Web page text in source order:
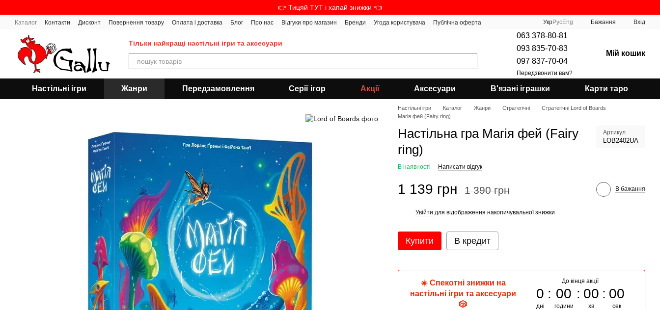
👉 Тицяй ТУТ і хапай знижки 👈
Каталог Контакти Дисконт Повернення товару Оплата і доставка Блог Про нас Відгуки про магазин Бренди Угода користувача Публічна оферта УкрРусEng Бажання Вхід
Тільки найкращі настільні ігри та аксесуари
063 378-80-81
093 835-70-83
097 837-70-04
Передзвонити вам?
Мій кошик
Настільні ігри Жанри Передзамовлення Серії ігор Акції Аксесуари В'язані іграшки Карти таро
Настільні ігри Каталог Жанри Стратегічні
Стратегічні Lord of Boards
Магія фей (Fairy ring)
Настільна гра Магія фей (Fairy
ring)
Артикул
LOB2402UA
В наявності Написати відгук
1 139 грн 1 390 грн В бажання
Увійти для відображення накопичувальної знижки
Купити В кредит
☀️ Спекотні знижки на
настільні ігри та аксесуари
🎲
До кінця акції
0
дні
00
години
00
хв
00
сек